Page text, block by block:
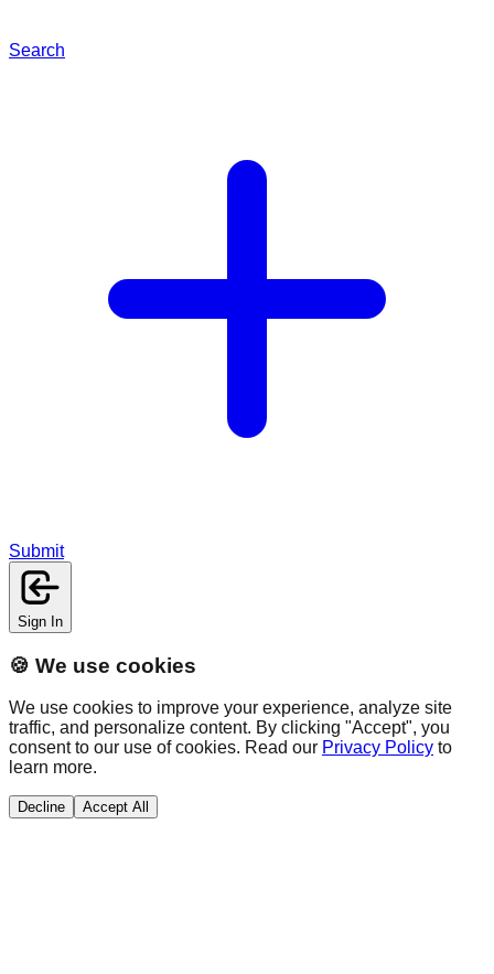
Search
Submit
Sign In
🍪 We use cookies
We use cookies to improve your experience, analyze site
traffic, and personalize content. By clicking "Accept", you
consent to our use of cookies. Read our Privacy Policy to
learn more.
Decline Accept All